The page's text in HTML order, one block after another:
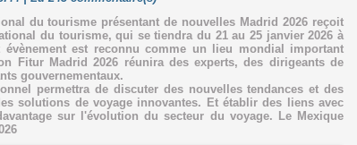
du tourisme présentant de nouvelles Madrid 2026 reçoit
du tourisme, qui se tiendra du 21 au 25 janvier 2026 à
évènement est reconnu comme un lieu mondial important
Fitur Madrid 2026 réunira des experts, des dirigeants de
gouvernementaux.
permettra de discuter des nouvelles tendances et des
solutions de voyage innovantes. Et établir des liens avec
sur l'évolution du secteur du voyage. Le Mexique